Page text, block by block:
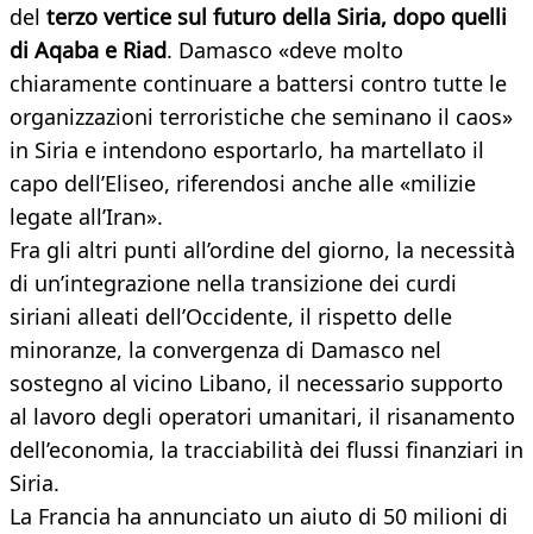
del terzo vertice sul futuro della Siria, dopo quelli
di Aqaba e Riad. Damasco «deve molto
chiaramente continuare a battersi contro tutte le
organizzazioni terroristiche che seminano il caos»
in Siria e intendono esportarlo, ha martellato il
capo dell’Eliseo, riferendosi anche alle «milizie
legate all’Iran».
Fra gli altri punti all’ordine del giorno, la necessità
di un’integrazione nella transizione dei curdi
siriani alleati dell’Occidente, il rispetto delle
minoranze, la convergenza di Damasco nel
sostegno al vicino Libano, il necessario supporto
al lavoro degli operatori umanitari, il risanamento
dell’economia, la tracciabilità dei flussi finanziari in
Siria.
La Francia ha annunciato un aiuto di 50 milioni di